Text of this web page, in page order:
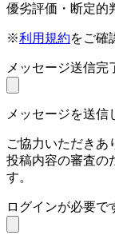
優劣評価・断定的
※利用規約をご確
メッセージ送信完
メッセージを送信
ご協力いただきあ
投稿内容の審査の
す。
ログインが必要で